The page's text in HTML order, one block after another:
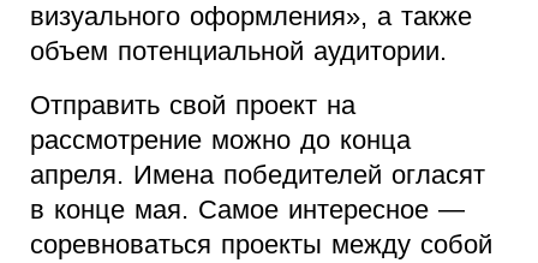
визуального оформления», а также
объем потенциальной аудитории.
Отправить свой проект на
рассмотрение можно до конца
апреля. Имена победителей огласят
в конце мая. Самое интересное —
соревноваться проекты между собой